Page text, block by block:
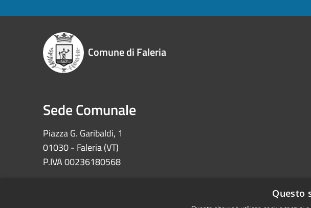
Comune di Faleria
Sede Comunale
Piazza G. Garibaldi, 1
01030 - Faleria (VT)
P.IVA 00236180568
Questo